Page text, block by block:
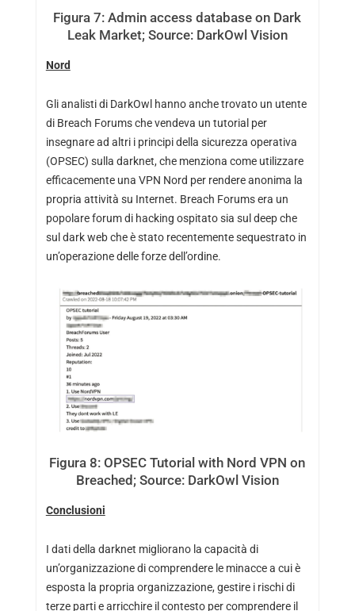
Figura 7: Admin access database on Dark
Leak Market; Source: DarkOwl Vision
Nord
Gli analisti di DarkOwl hanno anche trovato un utente
di Breach Forums che vendeva un tutorial per
insegnare ad altri i principi della sicurezza operativa
(OPSEC) sulla darknet, che menziona come utilizzare
efficacemente una VPN Nord per rendere anonima la
propria attività su Internet. Breach Forums era un
popolare forum di hacking ospitato sia sul deep che
sul dark web che è stato recentemente sequestrato in
un’operazione delle forze dell’ordine.
Figura 8: OPSEC Tutorial with Nord VPN on
Breached; Source: DarkOwl Vision
Conclusioni
I dati della darknet migliorano la capacità di
un’organizzazione di comprendere le minacce a cui è
esposta la propria organizzazione, gestire i rischi di
terze parti e arricchire il contesto per comprendere il